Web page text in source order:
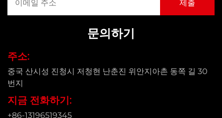
문의하기
주소:
중국 산시성 진청시 저청현 난춘진 위안지아촌 동쪽 길 30
번지
지금 전화하기:
+86-13196519345